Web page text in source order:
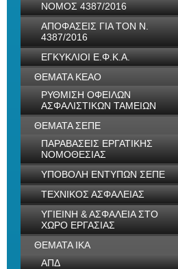
ΝΟΜΟΣ 4387/2016
ΑΠΟΦΑΣΕΙΣ ΓΙΑ ΤΟΝ Ν.
4387/2016
ΕΓΚΥΚΛΙΟΙ Ε.Φ.Κ.Α.
ΘΕΜΑΤΑ ΚΕΑΟ
ΡΥΘΜΙΣΗ ΟΦΕΙΛΩΝ
ΑΣΦΑΛΙΣΤΙΚΩΝ ΤΑΜΕΙΩΝ
ΘΕΜΑΤΑ ΣΕΠΕ
ΠΑΡΑΒΑΣΕΙΣ ΕΡΓΑΤΙΚΗΣ
ΝΟΜΟΘΕΣΙΑΣ
ΥΠΟΒΟΛΗ ΕΝΤΥΠΩΝ ΣΕΠΕ
ΤΕΧΝΙΚΟΣ ΑΣΦΑΛΕΙΑΣ
ΥΓΙΕΙΝΗ & ΑΣΦΑΛΕΙΑ ΣΤΟ
ΧΩΡΟ ΕΡΓΑΣΙΑΣ
ΘΕΜΑΤΑ ΙΚΑ
ΑΠΔ